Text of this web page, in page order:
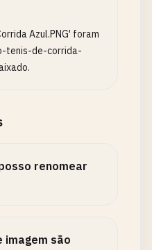
Azul.PNG' foram
tenis-de-corrida-
renomear
imagem são